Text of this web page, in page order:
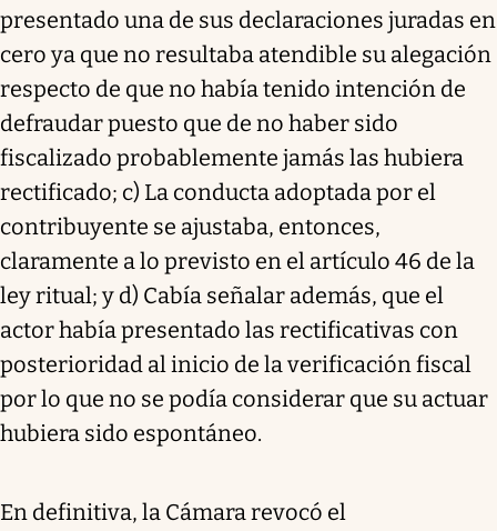
presentado una de sus declaraciones juradas en
cero ya que no resultaba atendible su alegación
respecto de que no había tenido intención de
defraudar puesto que de no haber sido
fiscalizado probablemente jamás las hubiera
rectificado; c) La conducta adoptada por el
contribuyente se ajustaba, entonces,
claramente a lo previsto en el artículo 46 de la
ley ritual; y d) Cabía señalar además, que el
actor había presentado las rectificativas con
posterioridad al inicio de la verificación fiscal
por lo que no se podía considerar que su actuar
hubiera sido espontáneo.
En definitiva, la Cámara revocó el